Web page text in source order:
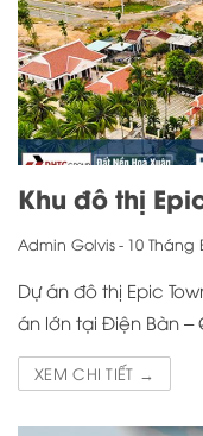
Khu đô thị
Admin Golvis- 10 Tháng
Dự án đô thị Epic
án lớn tại Điện Bàn –
XEM CHI TIẾT →